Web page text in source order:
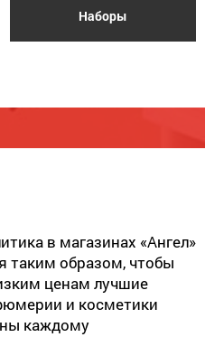
Наборы
в магазинах «Ангел»
таким образом, чтобы
ценам лучшие
и косметики
каждому